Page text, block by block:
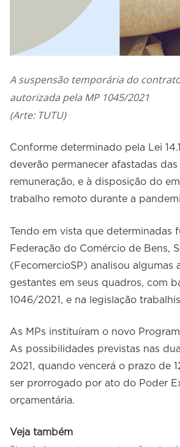
A suspensão temporária do
autorizada pela MP 1045/2021
(Arte: TUTU)
Conforme determinado pela Lei
deverão permanecer afastadas
remuneração, e à disposição do
trabalho remoto durante a
Tendo em vista que determinadas
Federação do Comércio de Bens,
(FecomercioSP) analisou algumas
gestantes em seus quadros, com
1046/2021, e na legislação
As MPs instituíram o novo
As possibilidades previstas nas
2021, quando vencerá o prazo de
ser prorrogado por ato do Poder
orçamentária.
Veja também